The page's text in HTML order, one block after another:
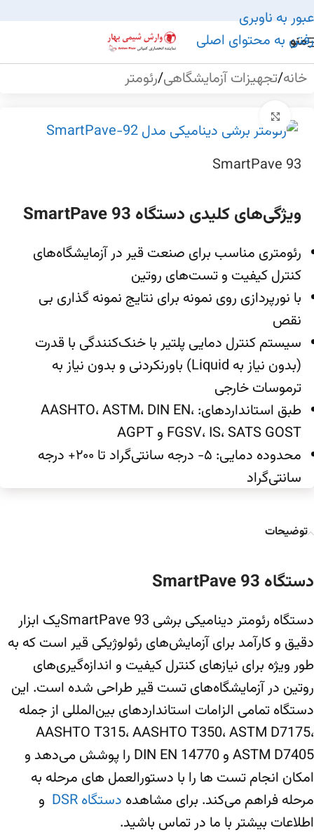
عبور به ناوبری
رفتن به محتوای اصلی
منو
خانه/تجهیزات آزمایشگاهی/رئومتر
SmartPave 93
ویژگی‌های کلیدی دستگاه SmartPave 93
رئومتری مناسب برای صنعت قیر در آزمایشگاه‌های
کنترل کیفیت و تست‌های روتین
با نورپردازی روی نمونه برای نتایج نمونه گذاری بی
نقص
سیستم کنترل دمایی پلتیر با خنک‌کنندگی با قدرت
(بدون نیاز به Liquid) باورنکردنی و بدون نیاز به
ترموسات خارجی
طبق استانداردهای: AASHTO، ASTM، DIN EN،
FGSV، IS، SATS GOST و AGPT
محدوده دمایی: ۵- درجه سانتی‌گراد تا ۲۰۰+ درجه
سانتی‌گراد
توضیحات
دستگاه SmartPave 93
دستگاه رئومتر دینامیکی برشی SmartPave 93یک ابزار
دقیق و کارآمد برای آزمایش‌های رئولوژیکی قیر است که به
طور ویژه برای نیازهای کنترل کیفیت و اندازه‌گیری‌های
روتین در آزمایشگاه‌های تست قیر طراحی شده است. این
دستگاه تمامی الزامات استانداردهای بین‌المللی از جمله
AASHTO T315، AASHTO T350، ASTM D7175،
ASTM D7405 و DIN EN 14770 را پوشش می‌دهد و
امکان انجام تست ها را با دستورالعمل های مرحله به
مرحله فراهم می‌کند. برای مشاهده دستگاه DSR
و
اطلاعات بیشتر با ما در تماس باشید.